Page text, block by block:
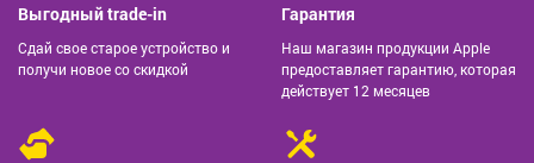
Выгодный trade-in
Сдай свое старое устройство и
получи новое со скидкой
Гарантия
Наш магазин продукции Apple
предоставляет гарантию, которая
действует 12 месяцев